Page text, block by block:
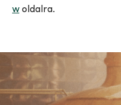
w oldalra.